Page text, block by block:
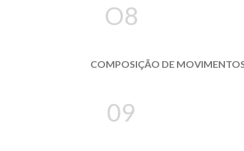
O8
COMPOSIÇÃO DE
09